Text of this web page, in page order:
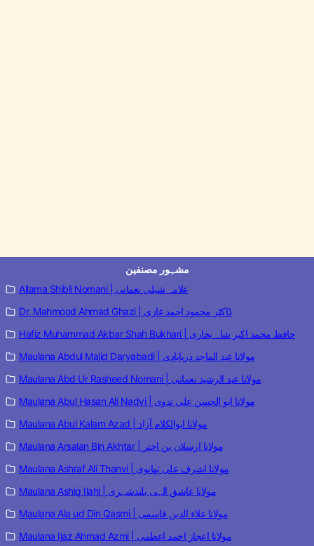
مشہور مصنفین
Allama Shibli Nomani | علامہ شبلی نعمانی
Dr. Mahmood Ahmad Ghazi | ڈاکٹر محمود احمد غازی
Hafiz Muhammad Akbar Shah Bukhari | حافظ محمد اکبر شاہ بخاری
Maulana Abdul Majid Daryabadi | مولانا عبد الماجد دریابادی
Maulana Abd Ur Rasheed Nomani | مولانا عبد الرشید نعمانی
Maulana Abul Hasan Ali Nadvi | مولانا ابو الحسن علی ندوی
Maulana Abul Kalam Azad | مولانا ابوالکلام آزاد
Maulana Arsalan Bin Akhtar | مولانا ارسلان بن اختر
Maulana Ashraf Ali Thanvi | مولانا اشرف علی تھانوی
Maulana Ashiq Ilahi | مولانا عاشق الہی بلندشہری
Maulana Ala ud Din Qasmi | مولانا علاء الدین قاسمی
Maulana Ijaz Ahmad Azmi | مولانا اعجاز احمد اعظمی